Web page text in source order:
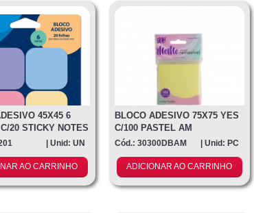
45X45 6
20 STICKY NOTES
| Unid: UN
AO CARRINHO
BLOCO ADESIVO 75X75 YES
C/100 PASTEL AM
Cód.: 30300DBAM | Unid: PC
ADICIONAR AO CARRINHO